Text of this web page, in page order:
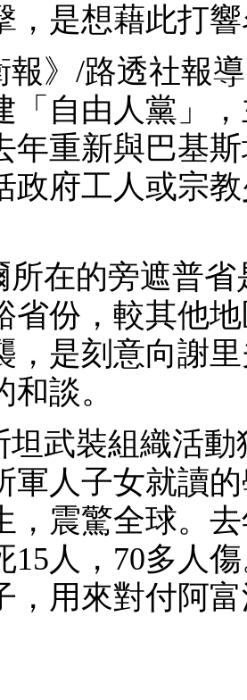
，是想藉此打
報》/路透社報
「自由人黨」
年重新與巴基
政府工人或宗
所在的旁遮普
省份，較其他
，是刻意向謝
談。
坦武裝組織活
軍人子女就讀
，震驚全球。
15人，70多人
，用來對付阿